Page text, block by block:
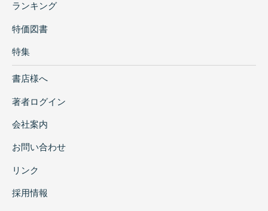
ランキング
特価図書
特集
書店様へ
著者ログイン
会社案内
お問い合わせ
リンク
採用情報